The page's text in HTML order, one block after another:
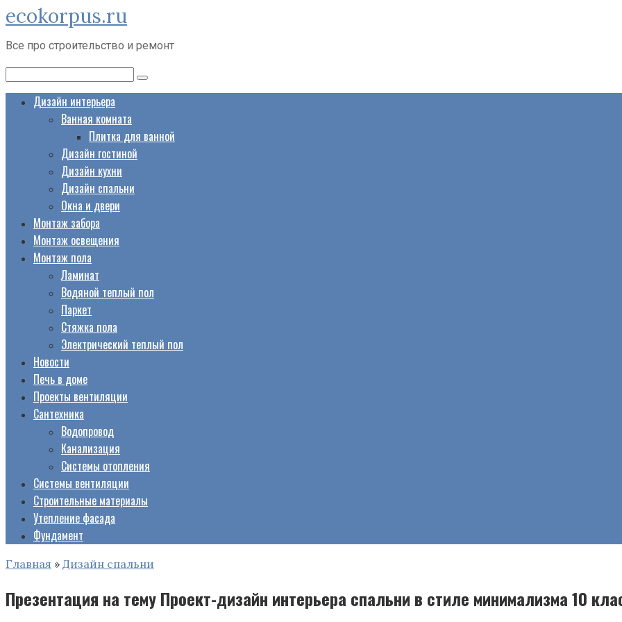
Перейти
к
контенту
ecokorpus.ru
Все про строительство и ремонт
Дизайн интерьера
Ванная комната
Плитка для ванной
Дизайн гостиной
Дизайн кухни
Дизайн спальни
Окна и двери
Монтаж забора
Монтаж освещения
Монтаж пола
Ламинат
Водяной теплый пол
Паркет
Стяжка пола
Электрический теплый пол
Новости
Печь в доме
Проекты вентиляции
Сантехника
Водопровод
Канализация
Системы отопления
Системы вентиляции
Строительные материалы
Утепление фасада
Фундамент
Главная » Дизайн спальни
Презентация на тему Проект-дизайн интерьера спальни в стиле минимализма 10